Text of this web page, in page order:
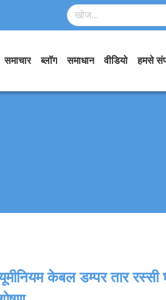
समाचार ब्लॉग समाधान वीडियो हमसे
केबल डम्पर तार